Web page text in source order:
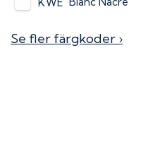
KWE
Se fler färgkoder ›